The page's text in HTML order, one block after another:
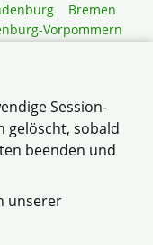
Bremen
Vorpommern
im Verband
e.V.
Session-
gelöscht, sobald
beenden und
unserer